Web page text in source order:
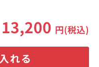
13,200 円(税込)
れる